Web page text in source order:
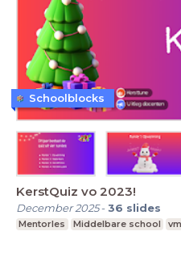
KerstQuiz vo 2023!
December 2025-36 slides
Mentorles Middelbare school
Schoolblocks